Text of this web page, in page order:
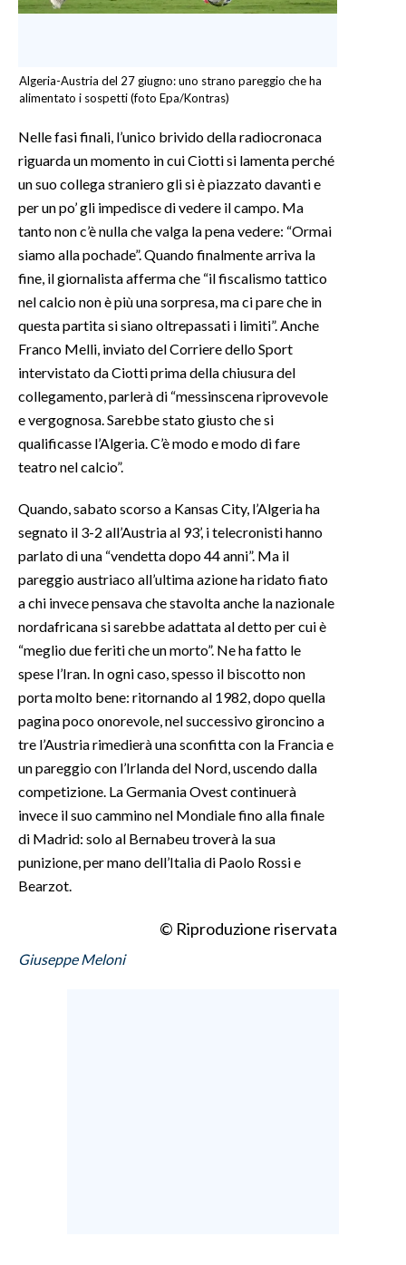
Algeria-Austria del 27 giugno: uno strano pareggio che ha
alimentato i sospetti (foto Epa/Kontras)
Nelle fasi finali, l’unico brivido della radiocronaca
riguarda un momento in cui Ciotti si lamenta perché
un suo collega straniero gli si è piazzato davanti e
per un po’ gli impedisce di vedere il campo. Ma
tanto non c’è nulla che valga la pena vedere: “Ormai
siamo alla pochade”. Quando finalmente arriva la
fine, il giornalista afferma che “il fiscalismo tattico
nel calcio non è più una sorpresa, ma ci pare che in
questa partita si siano oltrepassati i limiti”. Anche
Franco Melli, inviato del Corriere dello Sport
intervistato da Ciotti prima della chiusura del
collegamento, parlerà di “messinscena riprovevole
e vergognosa. Sarebbe stato giusto che si
qualificasse l’Algeria. C’è modo e modo di fare
teatro nel calcio”.
Quando, sabato scorso a Kansas City, l’Algeria ha
segnato il 3-2 all’Austria al 93’, i telecronisti hanno
parlato di una “vendetta dopo 44 anni”. Ma il
pareggio austriaco all’ultima azione ha ridato fiato
a chi invece pensava che stavolta anche la nazionale
nordafricana si sarebbe adattata al detto per cui è
“meglio due feriti che un morto”. Ne ha fatto le
spese l’Iran. In ogni caso, spesso il biscotto non
porta molto bene: ritornando al 1982, dopo quella
pagina poco onorevole, nel successivo gironcino a
tre l’Austria rimedierà una sconfitta con la Francia e
un pareggio con l’Irlanda del Nord, uscendo dalla
competizione. La Germania Ovest continuerà
invece il suo cammino nel Mondiale fino alla finale
di Madrid: solo al Bernabeu troverà la sua
punizione, per mano dell’Italia di Paolo Rossi e
Bearzot.
© Riproduzione riservata
Giuseppe Meloni